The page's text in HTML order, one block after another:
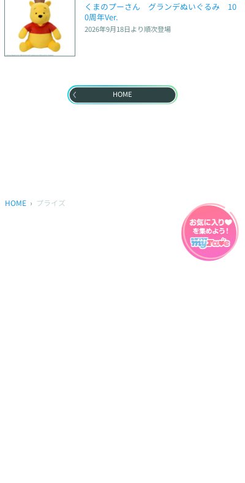
くまのプーさん　グランデぬいぐるみ　10
0周年Ver.
2026年9月18日より順次登場
HOME
HOME プライズ